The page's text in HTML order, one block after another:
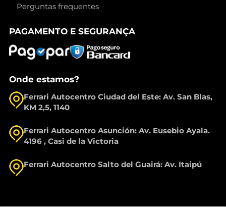
Perguntas frequentes
PAGAMENTO E SEGURANÇA
Onde estamos?
Ferrari Autocentro Ciudad del Este: Av. San Blas,
KM 2,5, 1140
Ferrari Autocentro Asunción: Av. Eusebio Ayala.
4196 , Casi de la Victoria
Ferrari Autocentro Salto del Guairá: Av. Itaipú